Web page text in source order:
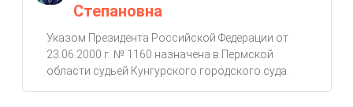
Степановна
Указом Президента Российской Федерации от
23.06.2000 г. № 1160 назначена в Пермской
области судьей Кунгурского городского суда.